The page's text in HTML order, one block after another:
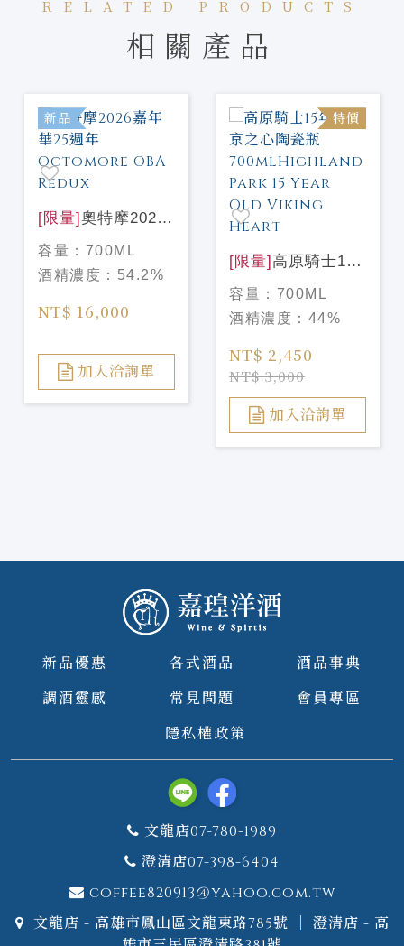
RELATED PRODUCTS
相關產品
新品
[限量] 奧特摩2026
嘉年華25週年
Octomore OBA
Redux
容量： 700ML
酒精濃度： 54.2%
NT$ 16,000
加入洽詢單
特價
[限量] 高原騎士15
年 維京之心陶瓷瓶
700mlHighland
Park 15 Year Old
Viking Heart
容量： 700ML
酒精濃度： 44%
NT$ 2,450
NT$ 3,000
加入洽詢單
新品優惠 各式酒品
酒品事典
調酒靈感
常見問題
會員專區
隱私權政策
文龍店07-780-1989
澄清店07-398-6404
coffee820913@yahoo.com.tw
文龍店 - 高雄市鳳山區文龍東路785號 ｜ 澄清店 - 高